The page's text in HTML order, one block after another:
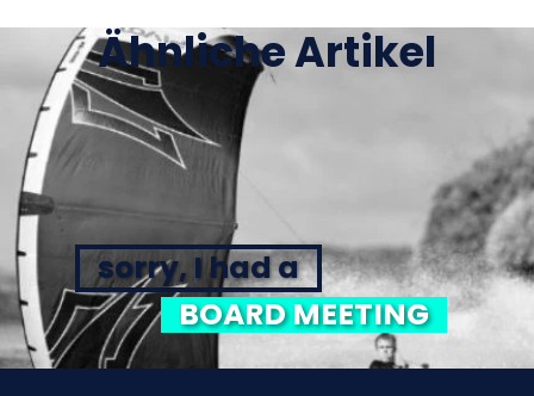
Ähnliche Artikel
sorry, I had a
BOARD MEETING